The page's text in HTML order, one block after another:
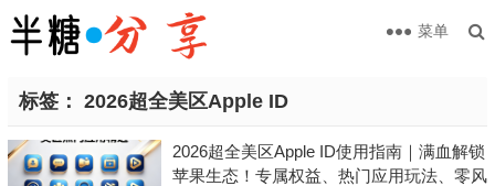
菜单
标签： 2026超全美区Apple ID
2026超全美区Apple ID使用指南｜满血解锁
苹果生态！专属权益、热门应用玩法、零风